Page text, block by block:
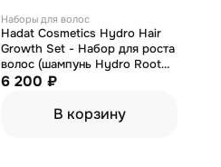
Наборы для волос
Hadat Cosmetics Hydro Hair
Growth Set - Набор для роста
волос (шампунь Hydro Root
Strengthening Shampoo 70мл
Treatment 70мл +
кондиционер Hydro Nutrient
6 200 ₽
В корзину